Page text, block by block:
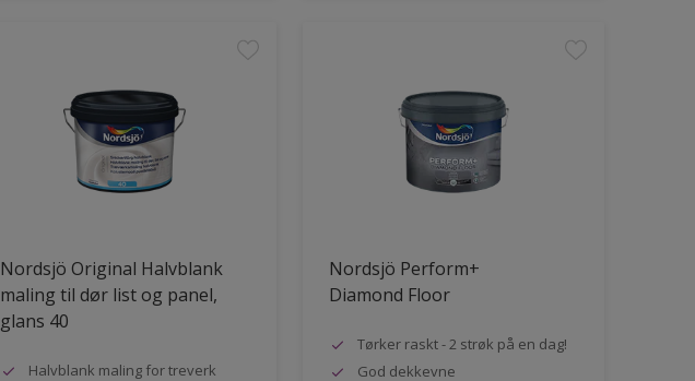
Nordsjö Original Halvblank
maling til dør list og panel,
glans 40
Halvblank maling for treverk
Nordsjö Perform+
Diamond Floor
Tørker raskt - 2 strøk på en dag!
God dekkevne